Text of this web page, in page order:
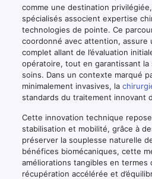
comme une destination
spécialisés associent expertise
technologies de pointe. Ce
coordonné avec attention, assure
complet allant de l’évaluation
opératoire, tout en garantissant
soins. Dans un contexte marqué
minimalement invasives, la
standards du traitement innovant
Cette innovation technique
stabilisation et mobilité, grâce à
préserver la souplesse naturelle
bénéfices biomécaniques, cette
améliorations tangibles en termes
récupération accélérée et